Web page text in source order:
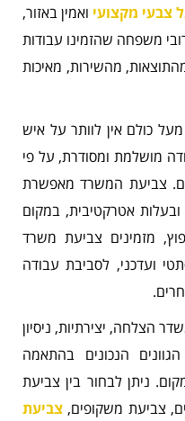
צבעי מקצועי ואמין באזור,
משפחה שהזמינו עבודות
מהשירות, מאיכות
כולם אין לוותר על איש
מושלמת ומסודרת, על פי
צביעת המשרד מאפשרת
אטרקטיבית, במקום
מזמינים צביעת משרד
ועדכני, לסביבת עבודה
הצלחה, יצירתיות, ניסיון
הנכונים בהתאמה
ניתן לבחור בין צביעת
צביעת משקופים, צביעת